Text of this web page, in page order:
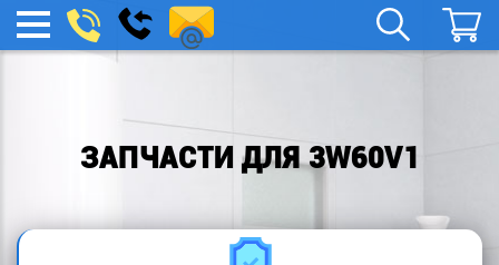
МЕНЮ
boylera@yandex.ru
Заказать
звонок
ЗАПЧАСТИ ДЛЯ 3W60V1